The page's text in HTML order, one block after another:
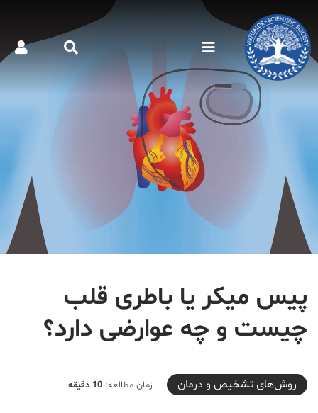
پیس میکر یا باطری قلب
چیست و چه عوارضی دارد؟
2020-03-29T08:00:48+04:30
روش‌های تشخیص و درمان زمان مطالعه: 10 دقیقه